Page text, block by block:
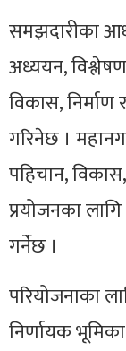
समझदारीका
अध्ययन,
विकास,
गरिनेछ ।
पहिचान,
प्रयोजनका
गर्नेछ ।
परियोजनाका
निर्णायक